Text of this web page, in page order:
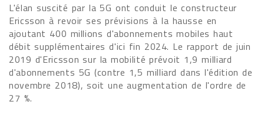
L'élan suscité par la 5G ont conduit le constructeur
Ericsson à revoir ses prévisions à la hausse en
ajoutant 400 millions d'abonnements mobiles haut
débit supplémentaires d'ici fin 2024. Le rapport de juin
2019 d'Ericsson sur la mobilité prévoit 1,9 milliard
d'abonnements 5G (contre 1,5 milliard dans l'édition de
novembre 2018), soit une augmentation de l'ordre de
27 %.